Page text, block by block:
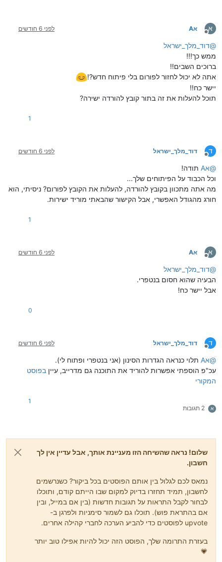
א
מנותק
אA לפני 6 חודשים
@דוד_מלך_ישראל
ממש כך!!!
ברוכים השבים!!
אתה לא יכול לחזור לפורום בלי פיתוח חדש?!
יישר כח!!
תוכל להעלות את זה בתור קובץ להורדה ישירה?
1
ד
מנותק
דוד_מלך_ישראל לפני 6 חודשים
@אA
תודה!
וכל הכבוד על הפיתוחים שלך...
מה אתה מתכוון בקובץ להורדה, להעלות את הקובץ לפורום? ניסיתי, הוא
חורג מהגודל האפשרי, אבל הקישור שהבאתי מוריד ישירות.
1
א
מנותק
אA לפני 6 חודשים
@דוד_מלך_ישראל
הבעיה שהוא חסום בנטפרי.
אבל יישר כח!
0
ד
מנותק
דוד_מלך_ישראל לפני 6 חודשים
@אA
תלוי כנראה הגדרות הסינון (אני בנטפרי ופתוח לי).
עכ"פ הוספתי אפשרות להוריד את התוכנה גם מדרייב, עיין בפוסט
המקורי
א 2 תגובות
1
שלום! נראה שהשיחה הזו מעניינת אותך, אבל עדיין אין לך
חשבון.
נמאס לכם לגלול בין אותם הפוסטים בכל ביקור? כשנרשמים
לחשבון, תמיד תחזרו בדיוק למקום שבו הייתם קודם, ותוכלו
לבחור לקבל התראות על תגובות חדשות (בין אם במייל, ובין
אם בהתראת פוש). תוכלו גם לשמור סימניות ולפרגן ב-
upvote לפוסטים כדי להביע הערכה לחברי קהילה אחרים.
בעזרת התרומה שלך, הפוסט הזה יכול להיות אפילו טוב יותר
💗